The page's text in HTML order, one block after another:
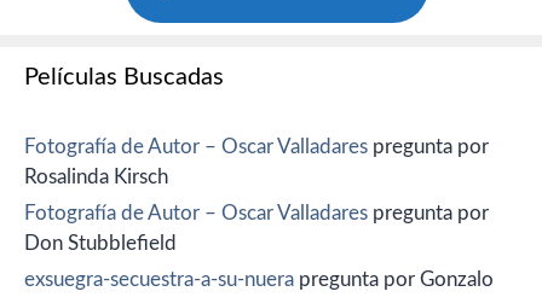
Películas Buscadas
Fotografía de Autor – Oscar Valladares pregunta por
Rosalinda Kirsch
Fotografía de Autor – Oscar Valladares pregunta por
Don Stubblefield
exsuegra-secuestra-a-su-nuera pregunta por Gonzalo